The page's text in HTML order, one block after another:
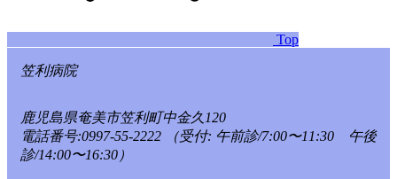
Top
笠利病院
鹿児島県奄美市笠利町中金久120
電話番号:0997-55-2222
（受付: 午前診/7:00〜11:30 午後
診/14:00〜16:30）